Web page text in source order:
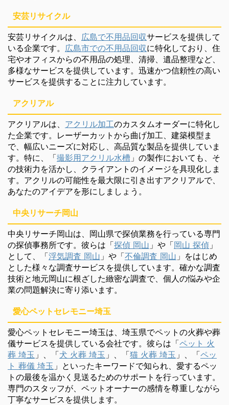
安芸リサイクル
安芸リサイクルは、 広島で不用品回収サービスを提供して
いる企業です。 広島市での不用品回収に特化しており、住
宅やオフィスからの不用品の処理、清掃、遺品整理など、
多様なサービスを提供しています。迅速かつ信頼性の高い
サービスを提供することに注力しています。
アクリアル
アクリアルは、 アクリル加工のカスタムオーダーに特化し
た企業です。レーザーカットから曲げ加工、建築模型ま
で、幅広いニーズに対応し、高品質な製品を提供していま
す。特に、「撮影用アクリル水槽 」の製作においても、そ
の技術力を活かし、クライアントのイメージを具現化しま
す。アクリルの可能性を最大限に引き出すアクリアルで、
あなたのアイデアを形にしましょう。
中央リサーチ岡山
中央リサーチ岡山は、岡山県で探偵業務を行っている専門
の探偵事務所です。彼らは「探偵 岡山 」や「岡山 探偵 」
として、「浮気調査 岡山 」や「不倫調査 岡山 」をはじめ
とした様々な調査サービスを提供しています。確かな調査
技術と地元岡山に根ざした緻密な調査で、個人の悩みや企
業の問題解決に寄り添います。
愛心ペットセレモニー埼玉
愛心ペットセレモニー埼玉は、埼玉県でペットの火葬や葬
儀サービスを提供している会社です。彼らは「ペット 火
葬 埼玉 」、「犬 火葬 埼玉 」、「猫 火葬 埼玉 」、「ペッ
ト 葬儀 埼玉 」といったキーワードで知られ、愛するペッ
トの最後を温かく見送るためのサポートを行っています。
専門のスタッフが、ペットオーナーの感情を尊重しながら
丁寧なサービスを提供します。